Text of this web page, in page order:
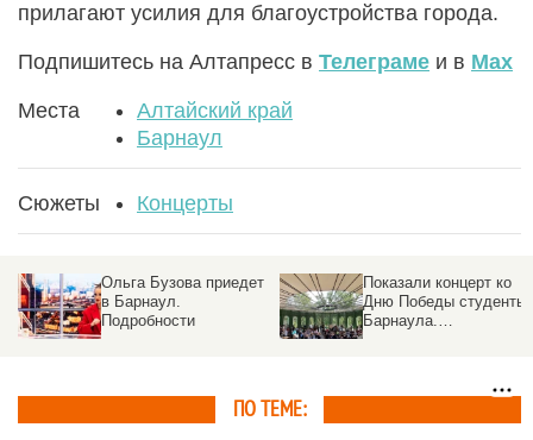
прилагают усилия для благоустройства города.
Подпишитесь на Алтапресс в Телеграме и в Max
Места
Алтайский край
Барнаул
Сюжеты Концерты
Группа «Комната
культуры» дала
концерт в Барнауле.
Аншлаг в Барнауле:
группа «Комната
культуры» распродала
ПО ТЕМЕ: